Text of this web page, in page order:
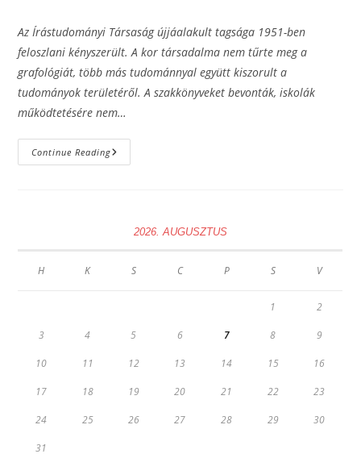
Az Írástudományi Társaság újjáalakult tagsága 1951-ben
feloszlani kényszerült. A kor társadalma nem tűrte meg a
grafológiát, több más tudománnyal együtt kiszorult a
tudományok területéről. A szakkönyveket bevonták, iskolák
működtetésére nem…
Continue ReadingA
Második
Életében
2026. AUGUSZTUS
H K S C P S V
1 2
3 4 5 6 7 8 9
10 11 12 13 14 15 16
17 18 19 20 21 22 23
24 25 26 27 28 29 30
31